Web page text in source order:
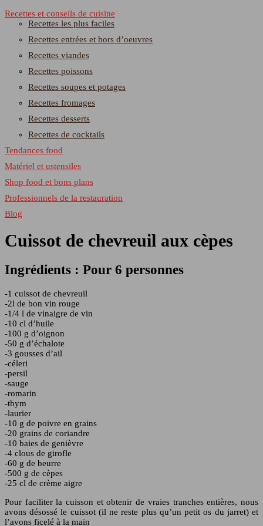
Recettes et conseils de cuisine
Recettes les plus faciles
Recettes entrées et hors d’oeuvres
Recettes viandes
Recettes poissons
Recettes soupes et potages
Recettes fromages
Recettes desserts
Recettes de cocktails
Tendances food
Matériel et ustensiles
Shop food et bons plans
Professionnels de la restauration
Blog
Cuissot de chevreuil aux cèpes
Ingrédients : Pour 6 personnes
-1 cuissot de chevreuil
-2l de bon vin rouge
-1/4 l de vinaigre de vin
-10 cl d’huile
-100 g d’oignon
-50 g d’échalote
-3 gousses d’ail
-céleri
-persil
-sauge
-romarin
-thym
-laurier
-10 g de poivre en grains
-20 grains de coriandre
-10 baies de genièvre
-4 clous de girofle
-60 g de beurre
-500 g de cèpes
-25 cl de crème aigre
Pour faciliter la cuisson et obtenir de vraies tranches entières, nous
avons désossé le cuissot (il ne reste plus qu’un petit os du jarret) et
l’avons ficelé à la main